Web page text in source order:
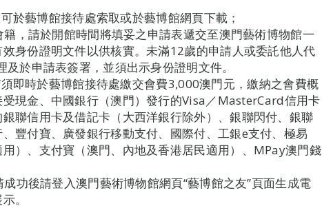
於藝博館接待處索取或於藝博館網頁下載；
，請於開館時間將填妥之申請表遞交至澳門藝術博物館一
身份證明文件以供核實。未滿12歲的申請人或委託他人代
於申請表簽署，並須出示身份證明文件。
即時於藝博館接待處繳交會費3,000澳門元，繳納之會費概
現金、中國銀行（澳門）發行的Visa／MasterCard信用卡
聯信用卡及借記卡（大西洋銀行除外）、銀聯閃付、銀聯
豐付寶、廣發銀行移動支付、國際付、工銀e支付、極易
）、支付寶（澳門、內地及香港居民適用）、MPay澳門錢
功後請登入澳門藝術博物館網頁“藝博館之友”頁面生成電
。